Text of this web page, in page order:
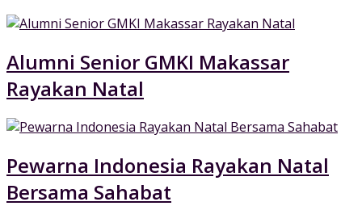
Alumni Senior GMKI Makassar
Rayakan Natal
Pewarna Indonesia Rayakan Natal
Bersama Sahabat